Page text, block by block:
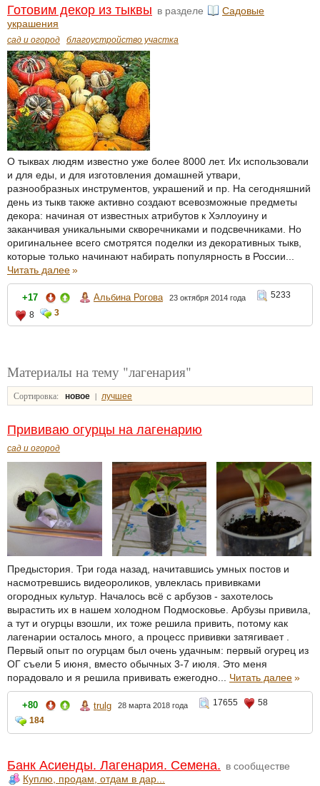
Готовим декор из тыквы в разделе
Садовые
украшения
сад и огород благоустройство участка
О тыквах людям известно уже более 8000 лет. Их использовали
и для еды, и для изготовления домашней утвари,
разнообразных инструментов, украшений и пр. На сегодняшний
день из тыкв также активно создают всевозможные предметы
декора: начиная от известных атрибутов к Хэллоуину и
заканчивая уникальными скворечниками и подсвечниками. Но
оригинальнее всего смотрятся поделки из декоративных тыкв,
которые только начинают набирать популярность в России...
Читать далее»
+17 Альбина Рогова 23 октября 2014 года
5233
8
3
Материалы на тему "лагенария"
Сортировка: новое | лучшее
Прививаю огурцы на лагенарию
сад и огород
Предыстория. Три года назад, начитавшись умных постов и
насмотревшись видеороликов, увлеклась прививками
огородных культур. Началось всё с арбузов - захотелось
вырастить их в нашем холодном Подмосковье. Арбузы привила,
а тут и огурцы взошли, их тоже решила привить, потому как
лагенарии осталось много, а процесс прививки затягивает .
Первый опыт по огурцам был очень удачным: первый огурец из
ОГ съели 5 июня, вместо обычных 3-7 июля. Это меня
порадовало и я решила прививать ежегодно... Читать далее»
+80 trulg 28 марта 2018 года 17655
58
184
Банк Асиенды. Лагенария. Семена. в сообществе
Куплю, продам, отдам в дар...